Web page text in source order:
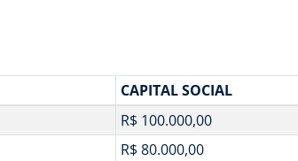
CAPITAL SOCIAL
R$ 100.000,00
R$ 80.000,00